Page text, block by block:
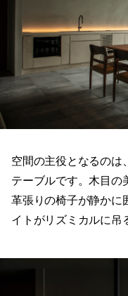
空間の主役となるのは
テーブルです。木目の
革張りの椅子が静かに
イトがリズミカルに吊